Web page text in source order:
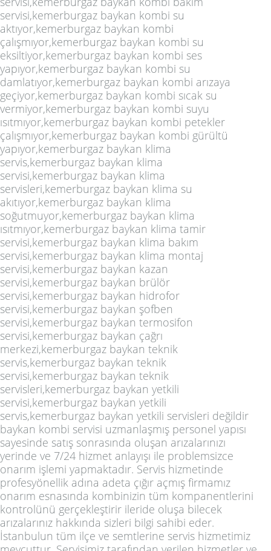
servisi,kemerburgaz baykan kombi su
aktıyor,kemerburgaz baykan kombi
çalışmıyor,kemerburgaz baykan kombi su
eksiltiyor,kemerburgaz baykan kombi ses
yapıyor,kemerburgaz baykan kombi su
damlatıyor,kemerburgaz baykan kombi arızaya
geçiyor,kemerburgaz baykan kombi sıcak su
vermiyor,kemerburgaz baykan kombi suyu
ısıtmıyor,kemerburgaz baykan kombi petekler
çalışmıyor,kemerburgaz baykan kombi gürültü
yapıyor,kemerburgaz baykan klima
servis,kemerburgaz baykan klima
servisi,kemerburgaz baykan klima
servisleri,kemerburgaz baykan klima su
akıtıyor,kemerburgaz baykan klima
soğutmuyor,kemerburgaz baykan klima
ısıtmıyor,kemerburgaz baykan klima tamir
servisi,kemerburgaz baykan klima bakım
servisi,kemerburgaz baykan klima montaj
servisi,kemerburgaz baykan kazan
servisi,kemerburgaz baykan brülör
servisi,kemerburgaz baykan hidrofor
servisi,kemerburgaz baykan şofben
servisi,kemerburgaz baykan termosifon
servisi,kemerburgaz baykan çağrı
merkezi,kemerburgaz baykan teknik
servis,kemerburgaz baykan teknik
servisi,kemerburgaz baykan teknik
servisleri,kemerburgaz baykan yetkili
servisi,kemerburgaz baykan yetkili
servis,kemerburgaz baykan yetkili servisleri değildir
baykan kombi servisi uzmanlaşmış personel yapısı
sayesinde satış sonrasında oluşan arızalarınızı
yerinde ve 7/24 hizmet anlayışı ile problemsizce
onarım işlemi yapmaktadır. Servis hizmetinde
profesyönellik adına adeta çığır açmış firmamız
onarım esnasında kombinizin tüm kompanentlerini
kontrolünü gerçekleştirir ileride oluşa bilecek
arızalarınız hakkında sizleri bilgi sahibi eder.
İstanbulun tüm ilçe ve semtlerine servis hizmetimiz